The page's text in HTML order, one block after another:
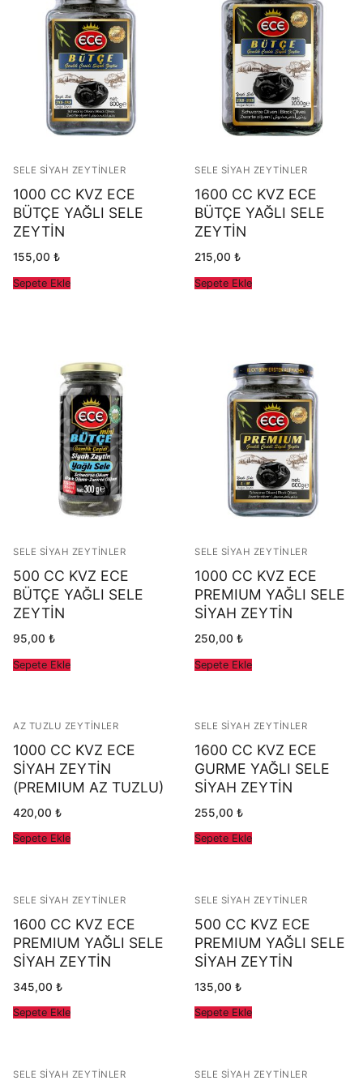
Siyah Zeytinler
Tuzsuz Zeytinler
Yeşil Çizik Zeytinler
Yeşil Zeytinler
SELE SIYAH ZEYTINLER
1000 CC KVZ ECE
BÜTÇE YAĞLI SELE
ZEYTİN
155,00 ₺
Sepete Ekle
SELE SIYAH ZEYTINLER
1600 CC KVZ ECE
BÜTÇE YAĞLI SELE
ZEYTİN
215,00 ₺
Sepete Ekle
SELE SIYAH ZEYTINLER
500 CC KVZ ECE
BÜTÇE YAĞLI SELE
ZEYTİN
95,00 ₺
Sepete Ekle
SELE SIYAH ZEYTINLER
1000 CC KVZ ECE
PREMIUM YAĞLI SELE
SİYAH ZEYTİN
250,00 ₺
Sepete Ekle
AZ TUZLU ZEYTINLER
1000 CC KVZ ECE
SİYAH ZEYTİN
(PREMIUM AZ TUZLU)
420,00 ₺
Sepete Ekle
SELE SIYAH ZEYTINLER
1600 CC KVZ ECE
GURME YAĞLI SELE
SİYAH ZEYTİN
255,00 ₺
Sepete Ekle
SELE SIYAH ZEYTINLER
1600 CC KVZ ECE
PREMIUM YAĞLI SELE
SİYAH ZEYTİN
345,00 ₺
Sepete Ekle
SELE SIYAH ZEYTINLER
500 CC KVZ ECE
PREMIUM YAĞLI SELE
SİYAH ZEYTİN
135,00 ₺
Sepete Ekle
SELE SIYAH ZEYTINLER SELE SIYAH ZEYTINLER